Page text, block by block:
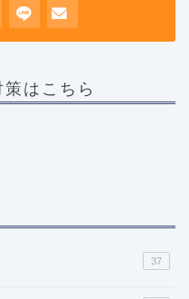
はこちら
37